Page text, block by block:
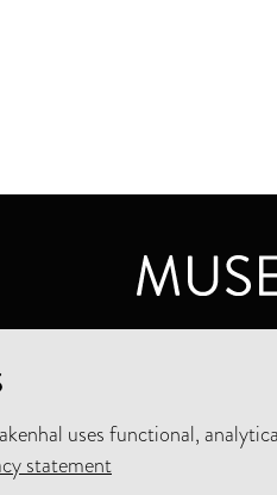
uses functional,
statement